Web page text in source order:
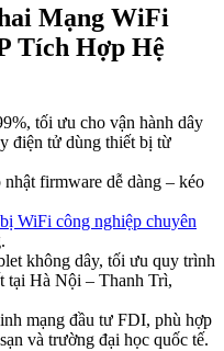
Mạng WiFi
Tích Hợp Hệ
tối ưu cho vận hành dây
điện tử dùng thiết bị từ
firmware dễ dàng – kéo
WiFi công nghiệp chuyên
không dây, tối ưu quy trình
tại Hà Nội – Thanh Trì,
mạng đầu tư FDI, phù hợp
và trường đại học quốc tế.